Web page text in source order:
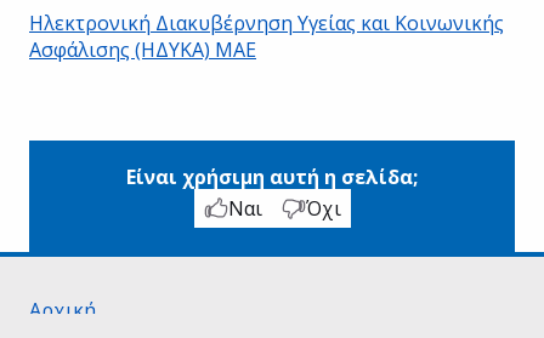
Ηλεκτρονική Διακυβέρνηση Υγείας και Κοινωνικής
Ασφάλισης (ΗΔΥΚΑ) ΜΑΕ
Είναι χρήσιμη αυτή η σελίδα;
Ναι
Όχι
Αρχική